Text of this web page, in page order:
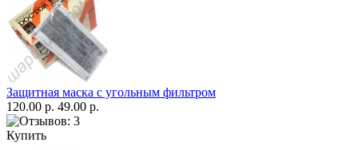
Защитная маска с угольным фильтром
120.00 р. 49.00 р.
Купить